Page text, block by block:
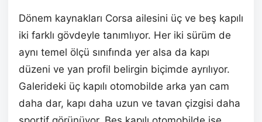
Dönem kaynakları Corsa ailesini üç ve beş kapılı
iki farklı gövdeyle tanımlıyor. Her iki sürüm de
aynı temel ölçü sınıfında yer alsa da kapı
düzeni ve yan profil belirgin biçimde ayrılıyor.
Galerideki üç kapılı otomobilde arka yan cam
daha dar, kapı daha uzun ve tavan çizgisi daha